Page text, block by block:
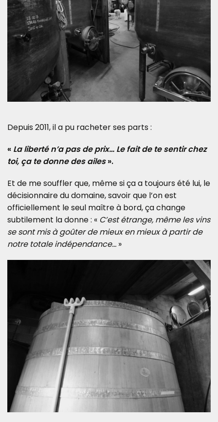
Depuis 2011, il a pu racheter ses parts :
« La liberté n’a pas de prix… Le fait de te sentir chez
toi, ça te donne des ailes».
Et de me souffler que, même si ça a toujours été lui, le
décisionnaire du domaine, savoir que l’on est
officiellement le seul maître à bord, ça change
subtilement la donne : « C’est étrange, même les vins
se sont mis à goûter de mieux en mieux à partir de
notre totale indépendance… »